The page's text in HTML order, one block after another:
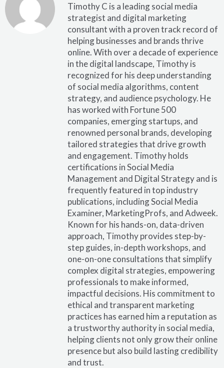
Timothy C is a leading social media
strategist and digital marketing
consultant with a proven track record of
helping businesses and brands thrive
online. With over a decade of experience
in the digital landscape, Timothy is
recognized for his deep understanding
of social media algorithms, content
strategy, and audience psychology. He
has worked with Fortune 500
companies, emerging startups, and
renowned personal brands, developing
tailored strategies that drive growth
and engagement. Timothy holds
certifications in Social Media
Management and Digital Strategy and is
frequently featured in top industry
publications, including Social Media
Examiner, MarketingProfs, and Adweek.
Known for his hands-on, data-driven
approach, Timothy provides step-by-
step guides, in-depth workshops, and
one-on-one consultations that simplify
complex digital strategies, empowering
professionals to make informed,
impactful decisions. His commitment to
ethical and transparent marketing
practices has earned him a reputation as
a trustworthy authority in social media,
helping clients not only grow their online
presence but also build lasting credibility
and trust.